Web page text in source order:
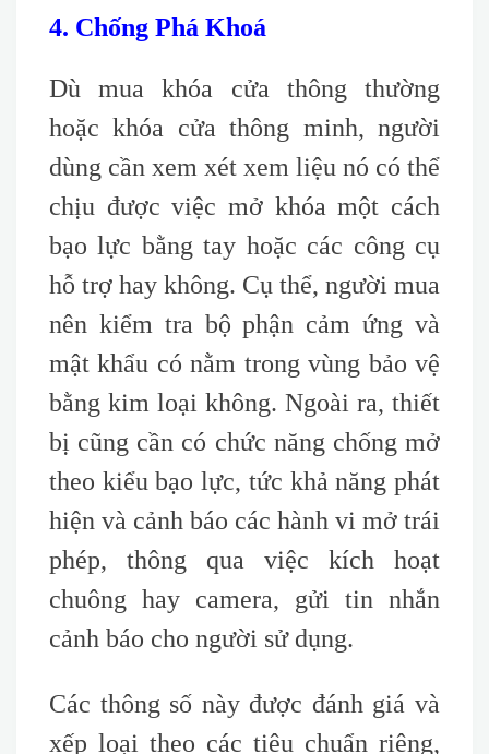
4. Chống Phá Khoá
Dù mua khóa cửa thông thường
hoặc khóa cửa thông minh, người
dùng cần xem xét xem liệu nó có thể
chịu được việc mở khóa một cách
bạo lực bằng tay hoặc các công cụ
hỗ trợ hay không. Cụ thể, người mua
nên kiểm tra bộ phận cảm ứng và
mật khẩu có nằm trong vùng bảo vệ
bằng kim loại không. Ngoài ra, thiết
bị cũng cần có chức năng chống mở
theo kiểu bạo lực, tức khả năng phát
hiện và cảnh báo các hành vi mở trái
phép, thông qua việc kích hoạt
chuông hay camera, gửi tin nhắn
cảnh báo cho người sử dụng.
Các thông số này được đánh giá và
xếp loại theo các tiêu chuẩn riêng,